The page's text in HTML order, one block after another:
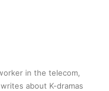
in the telecom,
about K-dramas